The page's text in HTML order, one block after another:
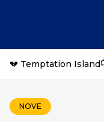
💔 Temptation Island
NOVE